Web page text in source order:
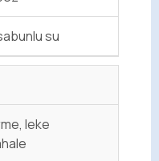
su
leke